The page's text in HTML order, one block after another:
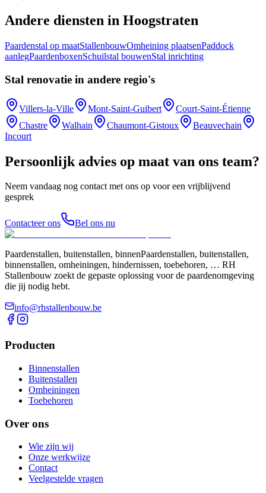
Andere diensten in Hoogstraten
Paardenstal op maatStallenbouwOmheining plaatsenPaddock
aanlegPaardenboxenSchuilstal bouwenStal inrichting
Stal renovatie in andere regio's
Villers-la-Ville Mont-Saint-Guibert
Court-Saint-Étienne
Chastre
Walhain Chaumont-Gistoux
Beauvechain
Incourt
Persoonlijk advies op maat van ons team?
Neem vandaag nog contact met ons op voor een vrijblijvend
gesprek
Contacteer ons Bel ons nu
Paardenstallen, buitenstallen, binnenPaardenstallen, buitenstallen,
binnenstallen, omheiningen, hindernissen, toebehoren, … RH
Stallenbouw zoekt de gepaste oplossing voor de paardenomgeving
die jij nodig hebt.
info@rhstallenbouw.be
Producten
Binnenstallen
Buitenstallen
Omheiningen
Toebehoren
Over ons
Wie zijn wij
Onze werkwijze
Contact
Veelgestelde vragen